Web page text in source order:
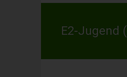
E2-Jugend